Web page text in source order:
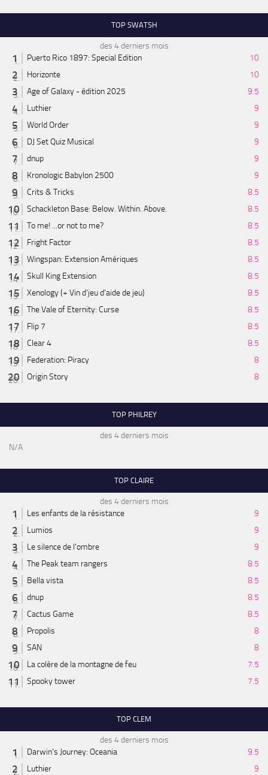
TOP SWATSH
des 4 derniers mois
Puerto Rico 1897: Special Edition
10
Horizonte
10
Age of Galaxy - édition 2025
9.5
Luthier
9
World Order
9
DJ Set Quiz Musical
9
dnup
9
Kronologic Babylon 2500
9
Crits & Tricks
8.5
Schackleton Base: Below. Within. Above.
8.5
To me! ...or not to me?
8.5
Fright Factor
8.5
Wingspan: Extension Amériques
8.5
Skull King Extension
8.5
Xenology (+ Vin d'jeu d'aide de jeu)
8.5
The Vale of Eternity: Curse
8.5
Flip 7
8.5
Clear 4
8.5
Federation: Piracy
8
Origin Story
8
TOP PHILREY
des 4 derniers mois
N/A
TOP CLAIRE
des 4 derniers mois
Les enfants de la résistance
9
Lumios
9
Le silence de l'ombre
9
The Peak team rangers
8.5
Bella vista
8.5
dnup
8.5
Cactus Game
8.5
Propolis
8
SAN
8
La colère de la montagne de feu
7.5
Spooky tower
7.5
TOP CLEM
des 4 derniers mois
Darwin's Journey: Oceania
9.5
Luthier
9